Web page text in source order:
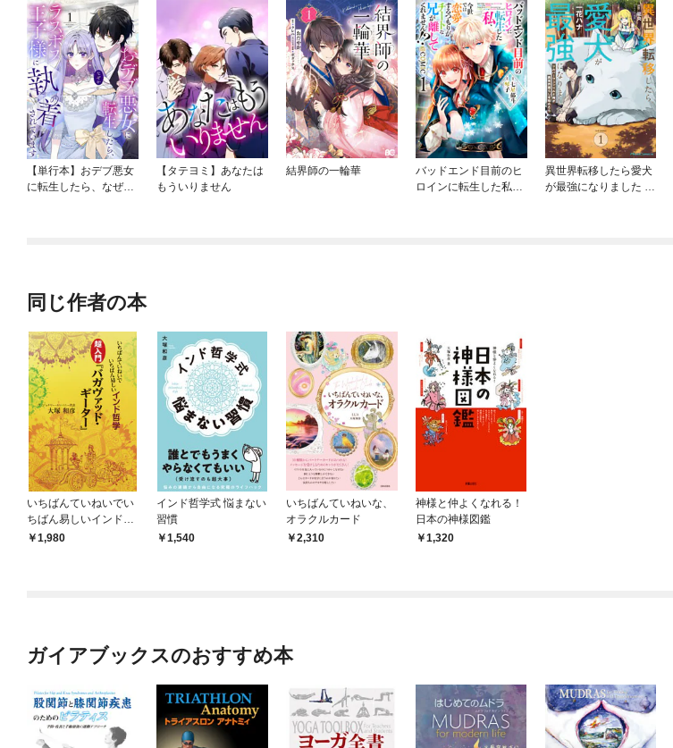
【単行本】おデブ悪女
に転生したら、なぜか
【タテヨミ】あなたは
もういりません
結界師の一輪華
バッドエンド目前のヒ
ロインに転生した私、
異世界転移したら愛犬
が最強になりました ～
同じ作者の本
いちばんていねいでい
ちばん易しいインド哲
学 超入門『バガヴァ
1,980
インド哲学式 悩まない
習慣
1,540
いちばんていねいな、
オラクルカード
2,310
神様と仲よくなれる！
日本の神様図鑑
1,320
ガイアブックスのおすすめ本